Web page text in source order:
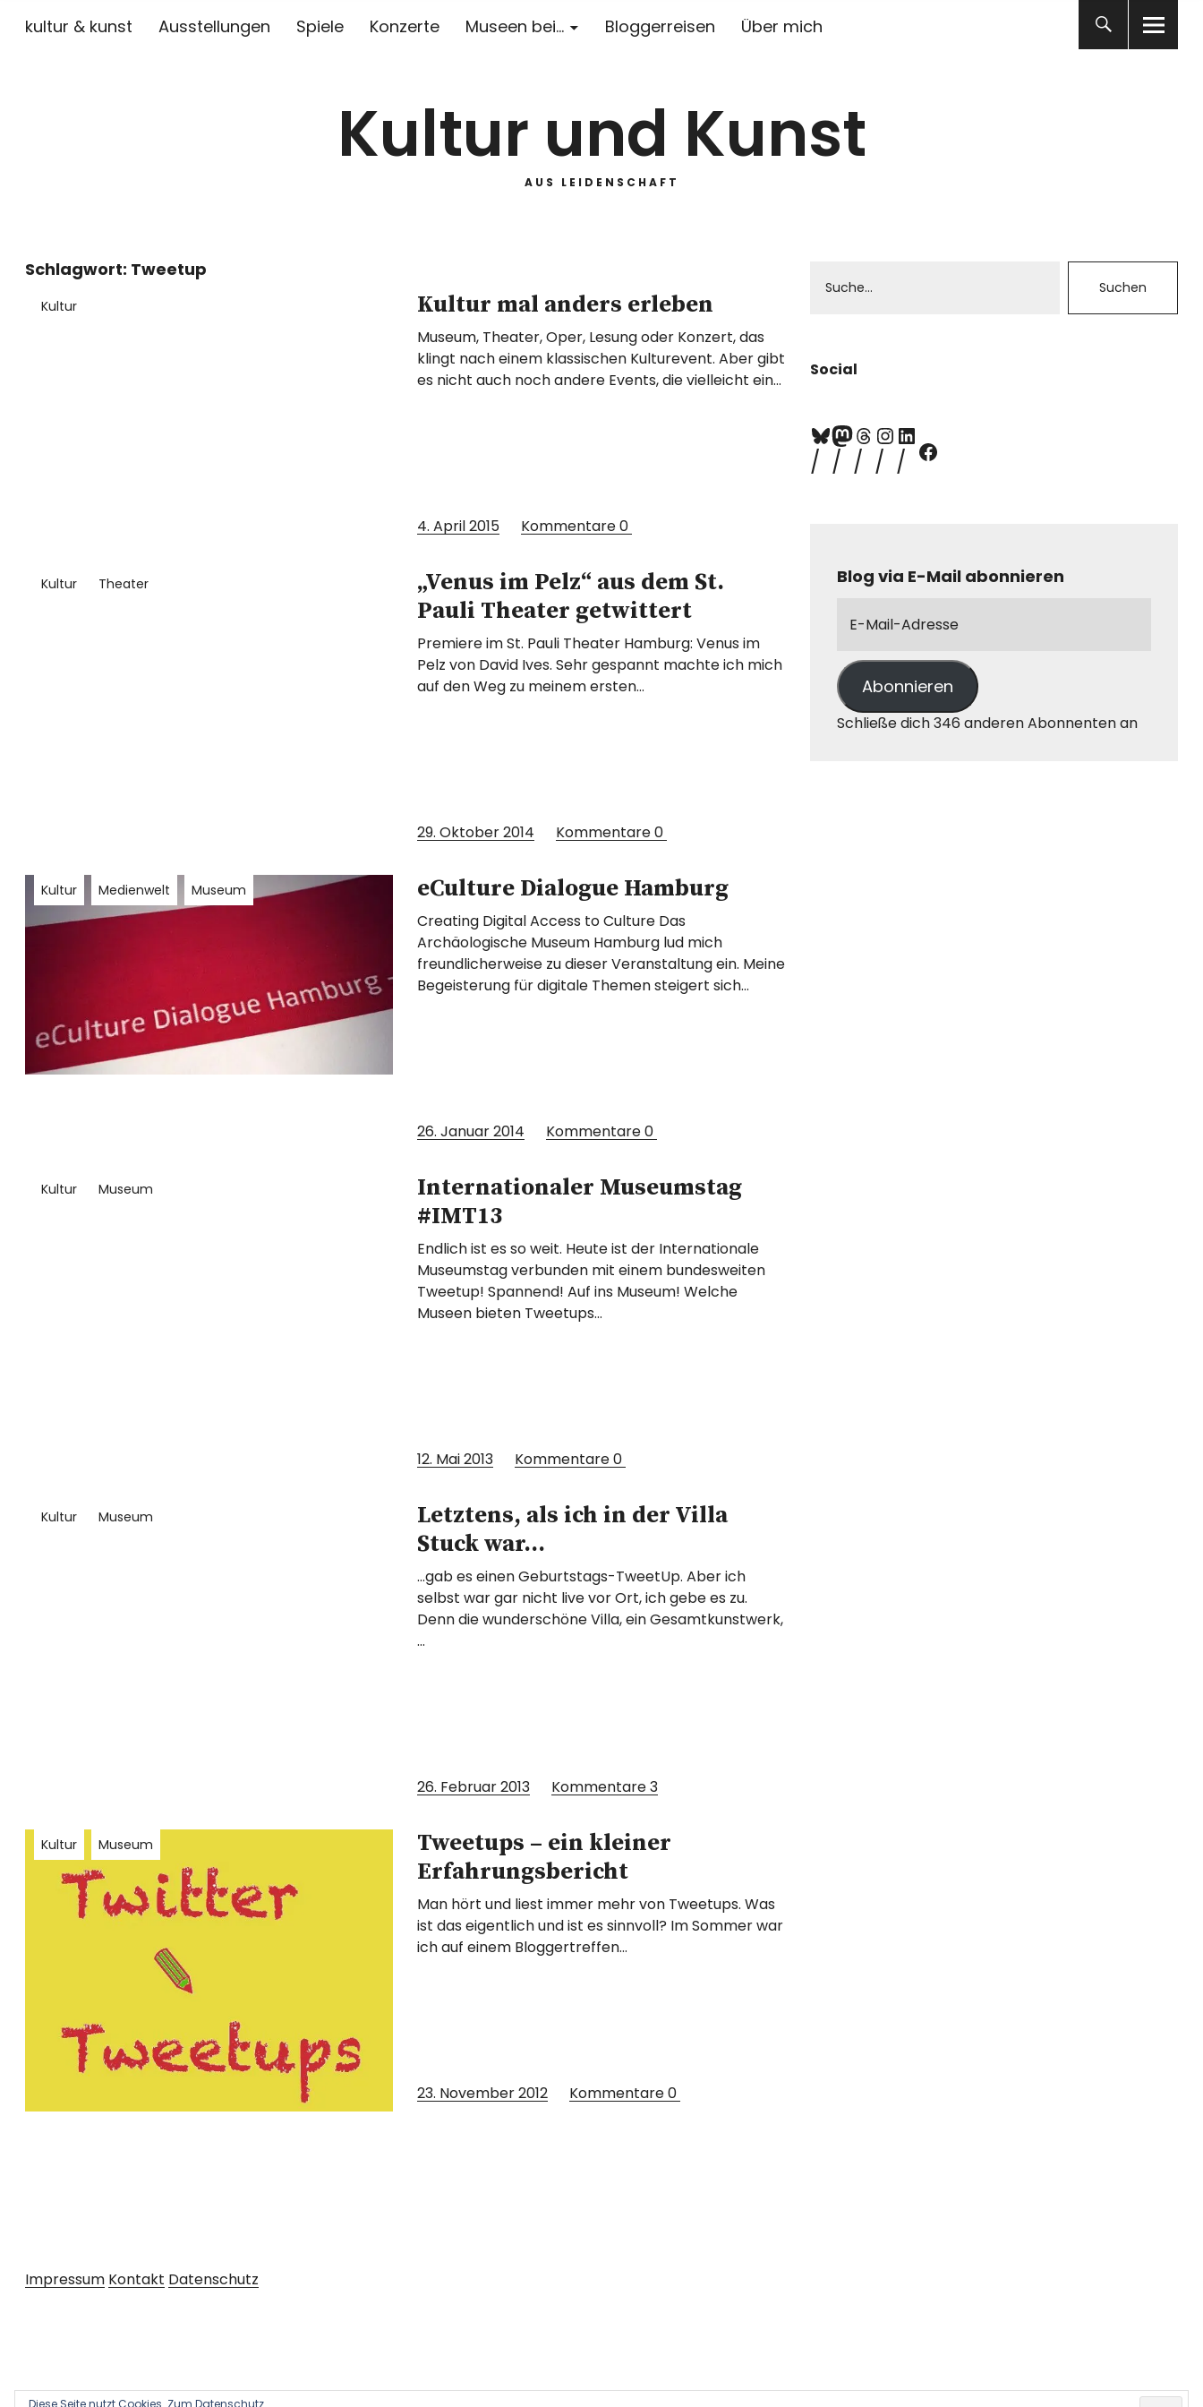
kultur & kunst Ausstellungen Spiele Konzerte Museen bei… Bloggerreisen Über mich
Kultur und Kunst
AUS LEIDENSCHAFT
Schlagwort: Tweetup
Kultur Kultur mal anders erleben
Museum, Theater, Oper, Lesung oder Konzert, das
klingt nach einem klassischen Kulturevent. Aber gibt
es nicht auch noch andere Events, die vielleicht ein…
4. April 2015 Kommentare0
Kultur Theater
„Venus im Pelz“ aus dem St.
Pauli Theater getwittert
Premiere im St. Pauli Theater Hamburg: Venus im
Pelz von David Ives. Sehr gespannt machte ich mich
auf den Weg zu meinem ersten…
29. Oktober 2014 Kommentare0
Kultur Medienwelt Museum eCulture Dialogue Hamburg
Creating Digital Access to Culture Das
Archäologische Museum Hamburg lud mich
freundlicherweise zu dieser Veranstaltung ein. Meine
Begeisterung für digitale Themen steigert sich…
26. Januar 2014 Kommentare0
Kultur Museum
Internationaler Museumstag
#IMT13
Endlich ist es so weit. Heute ist der Internationale
Museumstag verbunden mit einem bundesweiten
Tweetup! Spannend! Auf ins Museum! Welche
Museen bieten Tweetups…
12. Mai 2013 Kommentare0
Kultur Museum
Letztens, als ich in der Villa
Stuck war…
…gab es einen Geburtstags-TweetUp. Aber ich
selbst war gar nicht live vor Ort, ich gebe es zu.
Denn die wunderschöne Villa, ein Gesamtkunstwerk,
…
26. Februar 2013 Kommentare3
Kultur Museum
Tweetups – ein kleiner
Erfahrungsbericht
Man hört und liest immer mehr von Tweetups. Was
ist das eigentlich und ist es sinnvoll? Im Sommer war
ich auf einem Bloggertreffen…
23. November 2012 Kommentare0
Social
Blog via E-Mail abonnieren
Abonnieren
Schließe dich 346 anderen Abonnenten an
Impressum Kontakt Datenschutz
Diese Seite nutzt Cookies. Zum Datenschutz